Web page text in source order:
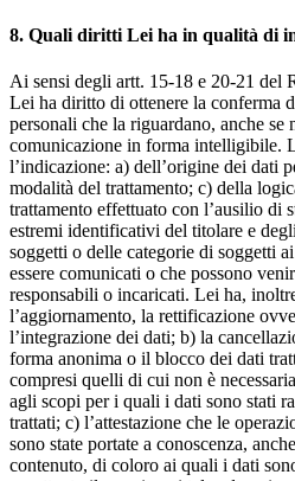
8. Quali diritti Lei ha in qualità di
Ai sensi degli artt. 15-18 e 20-21 del
Lei ha diritto di ottenere la conferma
personali che la riguardano, anche se
comunicazione in forma intelligibile.
l’indicazione: a) dell’origine dei dati
modalità del trattamento; c) della
trattamento effettuato con l’ausilio di
estremi identificativi del titolare e
soggetti o delle categorie di soggetti
essere comunicati o che possono
responsabili o incaricati. Lei ha,
l’aggiornamento, la rettificazione
l’integrazione dei dati; b) la
forma anonima o il blocco dei dati
compresi quelli di cui non è
agli scopi per i quali i dati sono stati
trattati; c) l’attestazione che le
sono state portate a conoscenza,
contenuto, di coloro ai quali i dati